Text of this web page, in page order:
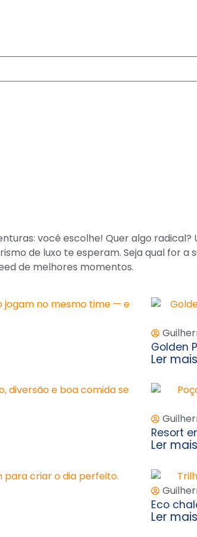
você escolhe! Quer algo
de luxo te esperam. Seja qual for
de melhores momentos.
Golden
Ler mais
Resort
Ler mais
Eco
Ler mais